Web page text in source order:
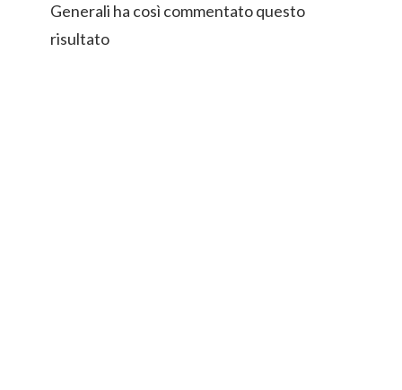
Generali ha così commentato questo
risultato